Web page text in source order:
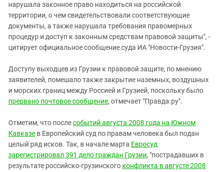
нарушала законное право находиться на российской
территории, о чем свидетельствовали соответствующие
документы, а также нарушала требования правомерных
процедур и доступ к законным средствам правовой защиты", -
цитирует официальное сообщение суда ИА "Новости-Грузия".
Доступу выходцев из Грузии к правовой защите, по мнению
заявителей, помешало также закрытие наземных, воздушных
и морских границ между Россией и Грузией, поскольку было
прервано почтовое сообщение, отмечает "Правда.ру".
Отметим, что послесобытий августа 2008 года на Южном
Кавказе в Европейский суд по правам человека был подан
целый ряд исков. Так, в начале марта Евросуд
зарегистрировал 391 дело граждан Грузии, "пострадавших в
результате российско-грузинского конфликта в августе 2008